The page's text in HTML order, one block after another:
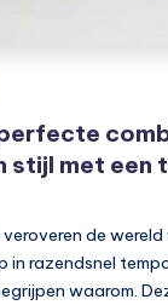
stijl met een
de wereld
in razendsnel
waarom.